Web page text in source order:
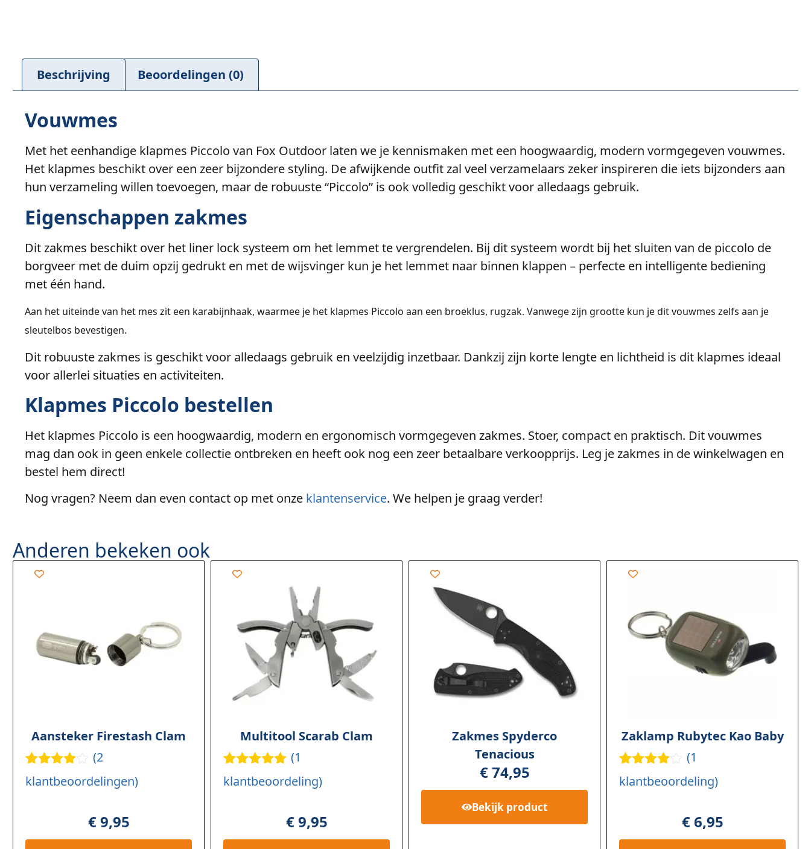
Beschrijving Beoordelingen (0)
Vouwmes
Met het eenhandige klapmes Piccolo van Fox Outdoor laten we je kennismaken met een hoogwaardig, modern vormgegeven vouwmes.
Het klapmes beschikt over een zeer bijzondere styling. De afwijkende outfit zal veel verzamelaars zeker inspireren die iets bijzonders aan
hun verzameling willen toevoegen, maar de robuuste “Piccolo” is ook volledig geschikt voor alledaags gebruik.
Eigenschappen zakmes
Dit zakmes beschikt over het liner lock systeem om het lemmet te vergrendelen. Bij dit systeem wordt bij het sluiten van de piccolo de
borgveer met de duim opzij gedrukt en met de wijsvinger kun je het lemmet naar binnen klappen – perfecte en intelligente bediening
met één hand.
Aan het uiteinde van het mes zit een karabijnhaak, waarmee je het klapmes Piccolo aan een broeklus, rugzak. Vanwege zijn grootte kun je dit vouwmes zelfs aan je
sleutelbos bevestigen.
Dit robuuste zakmes is geschikt voor alledaags gebruik en veelzijdig inzetbaar. Dankzij zijn korte lengte en lichtheid is dit klapmes ideaal
voor allerlei situaties en activiteiten.
Klapmes Piccolo bestellen
Het klapmes Piccolo is een hoogwaardig, modern en ergonomisch vormgegeven zakmes. Stoer, compact en praktisch. Dit vouwmes
mag dan ook in geen enkele collectie ontbreken en heeft ook nog een zeer betaalbare verkoopprijs. Leg je zakmes in de winkelwagen en
bestel hem direct!
Nog vragen? Neem dan even contact op met onze klantenservice. We helpen je graag verder!
Anderen bekeken ook
Aansteker Firestash Clam
Gewaarde
erd4.50
2
waarderin
(2
klantbeoordelingen)
€9,95
Multitool Scarab Clam
Gewaardee
rd5.00op
1
waardering
(1
klantbeoordeling)
€9,95
Zakmes Spyderco
Tenacious
€74,95
Bekijk product
Zaklamp Rubytec Kao Baby
Gewaard
eerd4.00
1
klant
(1
klantbeoordeling)
€6,95